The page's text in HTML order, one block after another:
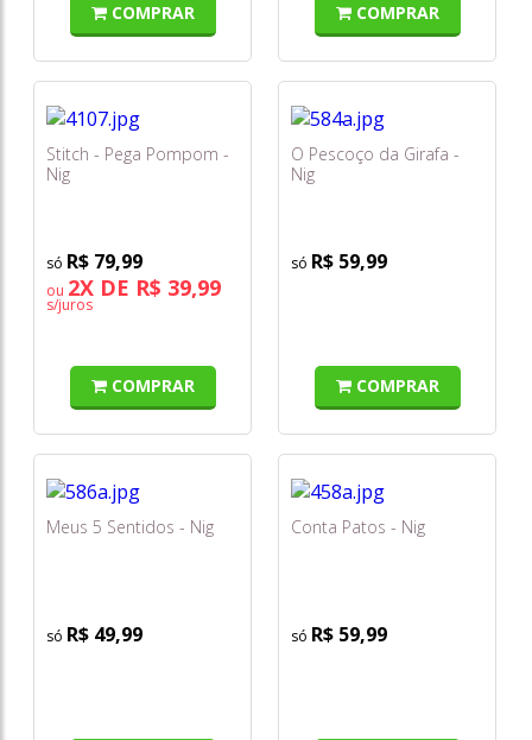
COMPRAR COMPRAR
Stitch - Pega Pompom -
Nig
R$ 79,99
ou 2X DE R$ 39,99
s/juros
COMPRAR
O Pescoço da Girafa -
Nig
R$ 59,99
COMPRAR
Meus 5 Sentidos - Nig
R$ 49,99
Conta Patos - Nig
R$ 59,99